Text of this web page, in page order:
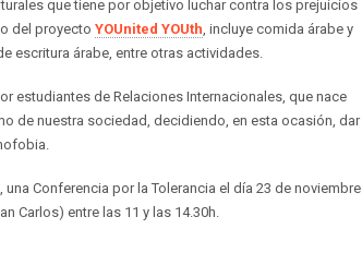
que tiene por objetivo luchar contra los prejuicios
del proyecto YOUnited YOUth, incluye comida árabe y
escritura árabe, entre otras actividades.
estudiantes de Relaciones Internacionales, que nace
de nuestra sociedad, decidiendo, en esta ocasión, dar
Conferencia por la Tolerancia el día 23 de noviembre
Carlos) entre las 11 y las 14.30h.